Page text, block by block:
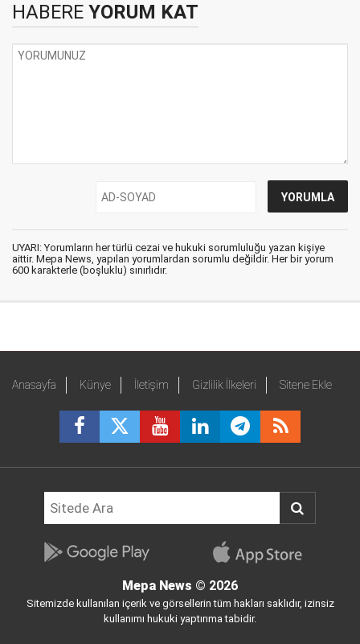
HABERE YORUM KAT
UYARI: Yorumların her türlü cezai ve hukuki sorumluluğu yazan kişiye
aittir. Mepa News, yapılan yorumlardan sorumlu değildir. Her bir yorum
600 karakterle (boşluklu) sınırlıdır.
Anasayfa Künye İletişim Gizlilik İlkeleri Sitene Ekle
Mepa News © 2026
Sitemizde kullanılan içerik ve görsellerin tüm hakları saklıdır, izinsiz
kullanımı hukuki yaptırıma tabidir.